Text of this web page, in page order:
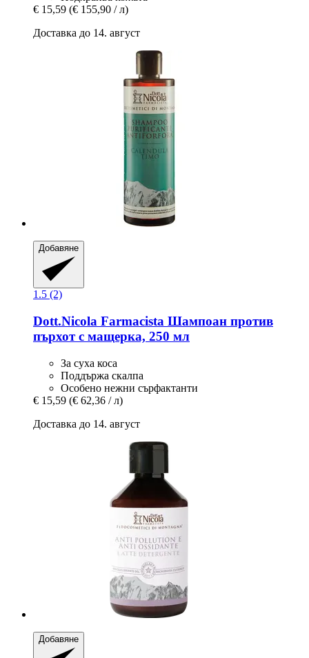
€ 15,59 (€ 155,90 / л)
Доставка до 14. август
Добавяне
1.5 (2)
Dott.Nicola Farmacista Шампоан против
пърхот с мащерка, 250 мл
За суха коса
Поддържа скалпа
Особено нежни сърфактанти
€ 15,59 (€ 62,36 / л)
Доставка до 14. август
Добавяне